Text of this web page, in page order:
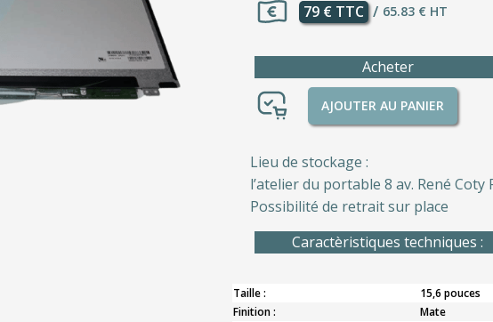
79 € TTC / 65.83 € HT
Acheter
AJOUTER AU PANIER
Lieu de stockage :
l’atelier du portable 8 av. René Coty
Possibilité de retrait sur place
Caractèristiques techniques :
Taille :
15,6 pouces
Finition :
Mate